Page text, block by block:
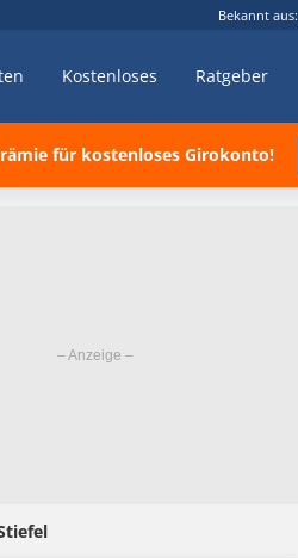
Bekannt aus:
Kostenloses Ratgeber
für kostenloses Girokonto!